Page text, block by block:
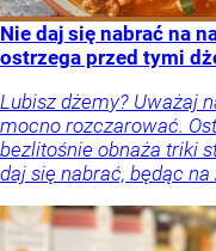
Nie daj się nabrać na
ostrzega przed tymi
Lubisz dżemy? Uważaj
mocno rozczarować.
bezlitośnie obnaża triki
daj się nabrać, będąc na